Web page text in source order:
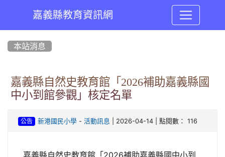
嘉義縣教育資訊網
本站消息
嘉義縣自然史教育館「2026補助嘉義縣國
中小到館參觀」核定名單
公告 新港國民小學- 活動訊息 | 2026-04-14 | 點閱數： 116
嘉義縣自然史教育館「2026補助嘉義縣國中小到